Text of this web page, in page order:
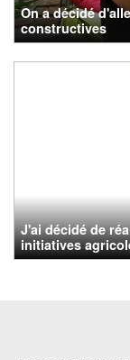
On a décidé
constructives
J'ai décidé de
initiatives